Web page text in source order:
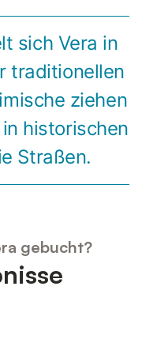
sich Vera in
traditionellen
ziehen
historischen
Straßen.
gebucht?